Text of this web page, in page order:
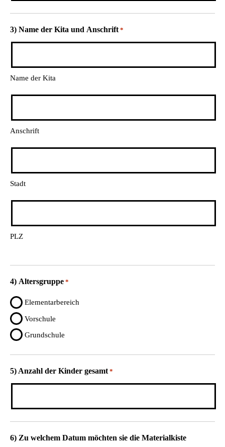
3) Name der Kita und Anschrift *
Name der Kita
Anschrift
Stadt
PLZ
4) Altersgruppe *
Elementarbereich
Vorschule
Grundschule
5) Anzahl der Kinder gesamt *
6) Zu welchem Datum möchten sie die Materialkiste